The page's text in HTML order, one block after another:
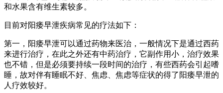
和水果含有维生素较多。
目前对阳痿早泄疾病常见的疗法如下：
第一，阳痿早泄可以通过药物来医治，一般情况下是通过西药
来进行治疗，在此之外还有中药治疗，它副作用小，治疗效果
也不错，但是必须要持续一段时间的治疗，有些西药会引起嗜
睡，故对伴有睡眠不好、焦虑、焦虑等症状的得了阳痿早泄的
人疗效较好。